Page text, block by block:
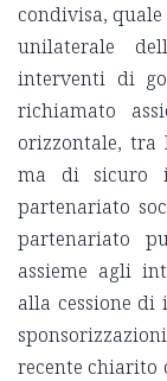
condivisa,
unilaterale
interventi di
richiamato
orizzontale, tra
ma di sicuro
partenariato
partenariato
assieme agli
alla cessione
recente chiarito